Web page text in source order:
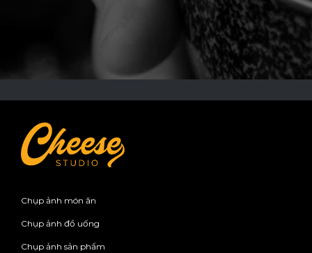
Chụp ảnh món ăn
Chụp ảnh đồ uống
Chụp ảnh sản phẩm